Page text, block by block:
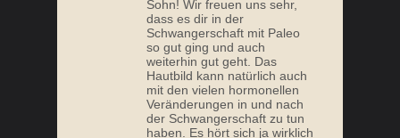
Sohn! Wir freuen uns sehr,
dass es dir in der
Schwangerschaft mit Paleo
so gut ging und auch
weiterhin gut geht. Das
Hautbild kann natürlich auch
mit den vielen hormonellen
Veränderungen in und nach
der Schwangerschaft zu tun
haben. Es hört sich ja wirklich